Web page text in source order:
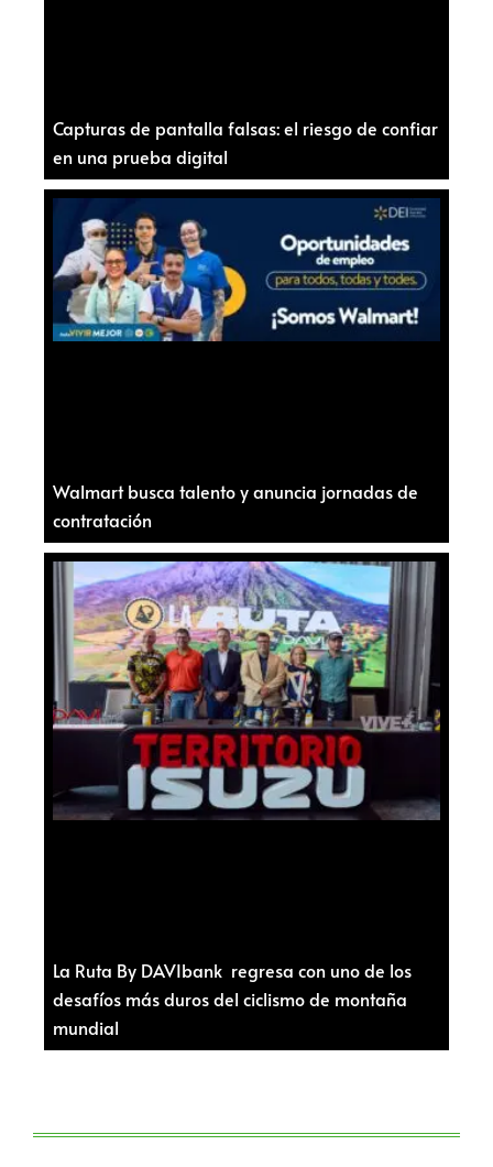
Capturas de pantalla falsas: el riesgo de confiar
en una prueba digital
Walmart busca talento y anuncia jornadas de
contratación
La Ruta By DAVIbank regresa con uno de los
desafíos más duros del ciclismo de montaña
mundial